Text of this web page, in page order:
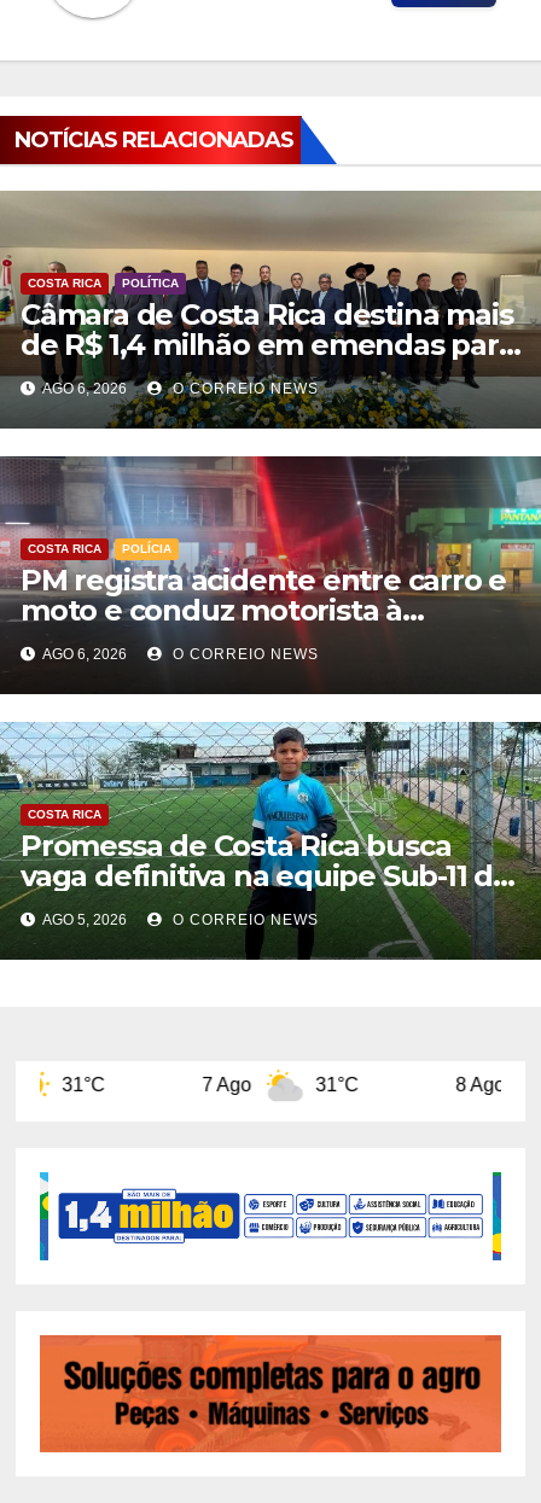
NOTÍCIAS RELACIONADAS
COSTA RICA POLÍTICA
Câmara de Costa Rica destina mais
de R$ 1,4 milhão em emendas para
investimentos em diversas áreas
AGO 6, 2026 O CORREIO NEWS
COSTA RICA POLÍCIA
PM registra acidente entre carro e
moto e conduz motorista à
Delegacia em Costa Rica
AGO 6, 2026 O CORREIO NEWS
COSTA RICA
Promessa de Costa Rica busca
vaga definitiva na equipe Sub-11 do
Grêmio
AGO 5, 2026 O CORREIO NEWS
7 Ago 31°C 8 Ago 31°C